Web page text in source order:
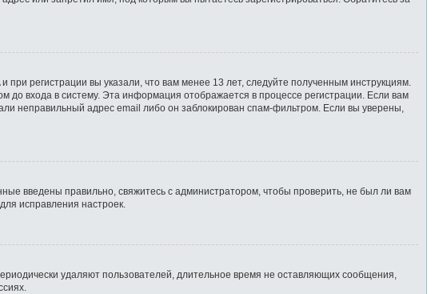
регистрации вы указали, что вам менее 13 лет, следуйте полученным инструкциям.
входа в систему. Эта информация отображается в процессе регистрации. Если вам
неправильный адрес email либо он заблокирован спам-фильтром. Если вы уверены,
введены правильно, свяжитесь с администратором, чтобы проверить, не был ли вам
исправления настроек.
удаляют пользователей, длительное время не оставляющих сообщения,